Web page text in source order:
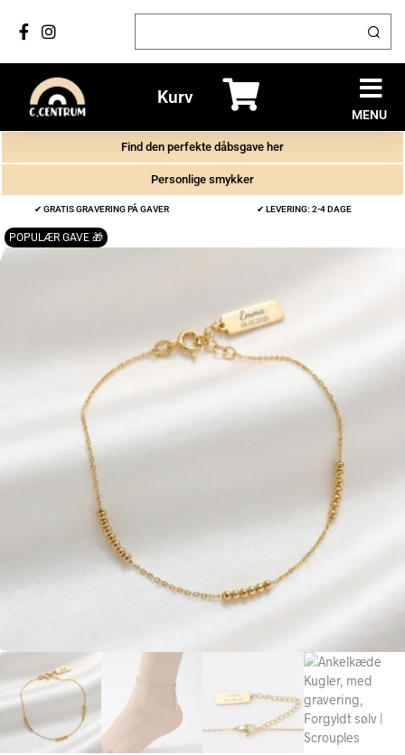
Kurv
MENU
Find den perfekte dåbsgave her
Personlige smykker
✔ GRATIS GRAVERING PÅ GAVER ✔ LEVERING: 2-4 DAGE
POPULÆR GAVE 🎁